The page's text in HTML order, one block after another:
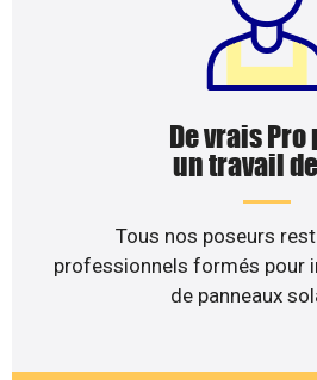
De vrais Pro
un travail
Tous nos poseurs
professionnels formés pour
de panneaux